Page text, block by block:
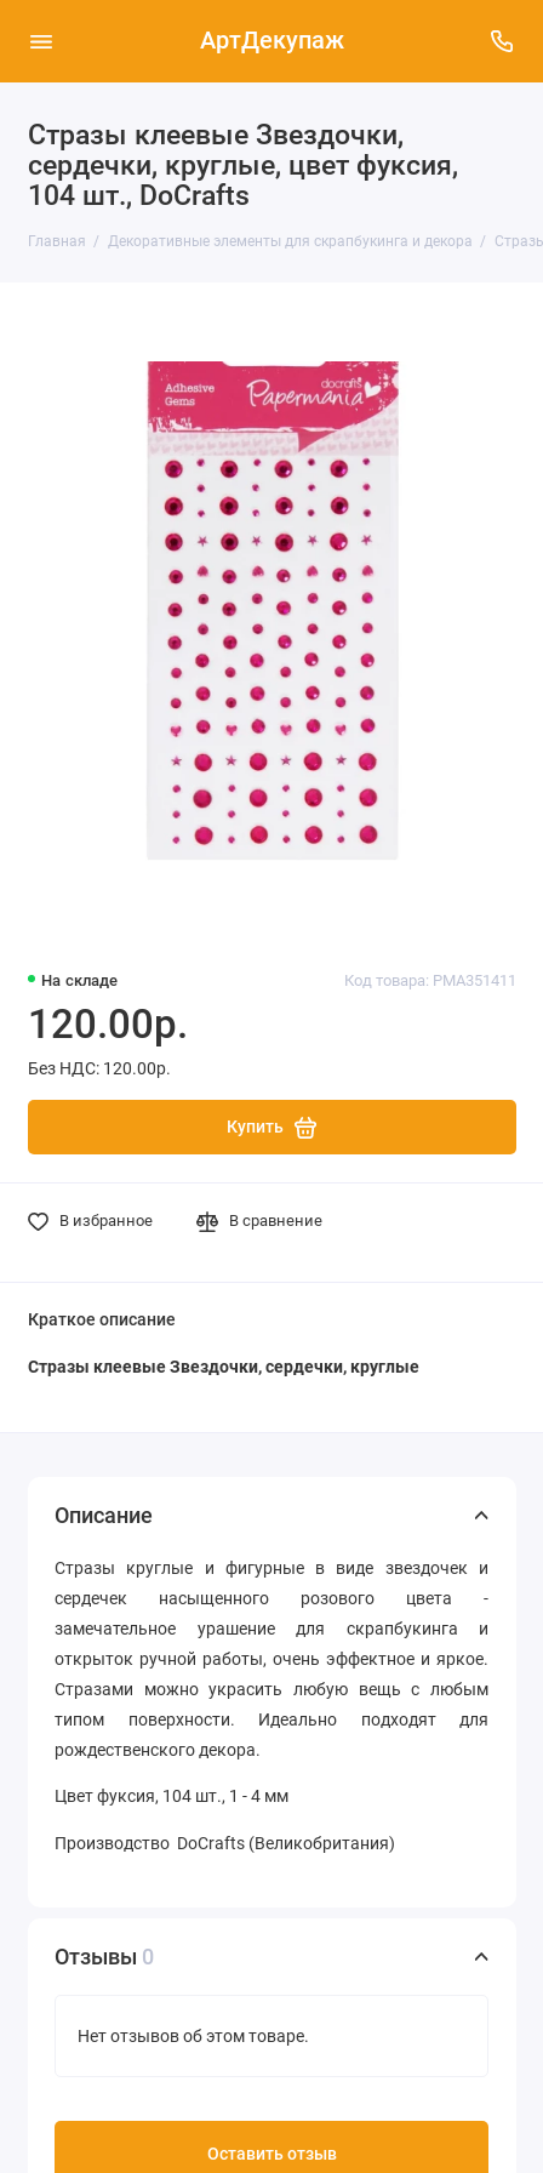
АртДекупаж
Стразы клеевые Звездочки,
сердечки, круглые, цвет фуксия,
104 шт., DoCrafts
Главная Декоративные элементы для скрапбукинга и декора
На складе Код товара: PMA351411
120.00р.
Без НДС: 120.00р.
Купить
В избранное В сравнение
Краткое описание
Стразы клеевые Звездочки, сердечки, круглые
Описание
Стразы круглые и фигурные в виде звездочек и
сердечек насыщенного розового цвета -
замечательное урашение для скрапбукинга и
открыток ручной работы, очень эффектное и яркое.
Стразами можно украсить любую вещь с любым
типом поверхности. Идеально подходят для
рождественского декора.
Цвет фуксия, 104 шт., 1 - 4 мм
Производство DoCrafts (Великобритания)
Отзывы 0
Нет отзывов об этом товаре.
Оставить отзыв